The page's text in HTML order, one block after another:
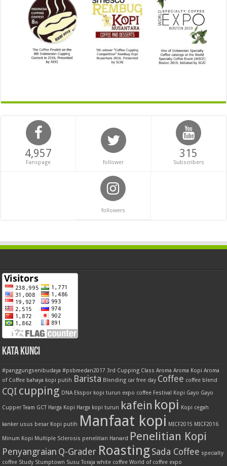
4,957
Fanspage follower
315
Subscribers
followers
Kata Kunci
#panggungsenibudaya #psbmedan2017 3rd Cupping Class Aroma Aroma Kopi Aroma
of Coffee bahaya kopi putih Barista Blending car free day Coffee coffee blend
CQI cupping DNA Ekspor kopi turun expo coffee Festival Kopi Gayo Gayo
Cupper Team GCT Harga Kopi Harga kopi turun kafein kopi Kopi cegah
kanker usus besar Kopi putih Manfaat kopi MICF2015 MICF2016
Minum Kopi Multiple Sclerosis penelitian Harvard Penelitian Kopi
Penyangraian Q-Grader Roasting Sada Coffee specialty
coffee Study Stumptown Susu Toraja white coffee World of coffee expo